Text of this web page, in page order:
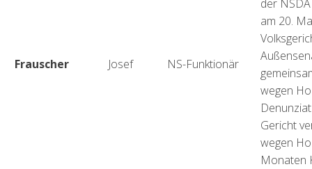
Frauscher Josef NS-Funktionär
der
am 20.
wegen
Gericht
wegen
Monaten